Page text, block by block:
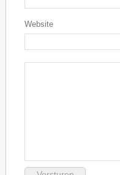
Website